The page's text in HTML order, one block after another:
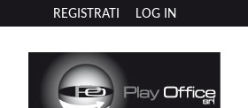
LOG IN
REGISTRATI